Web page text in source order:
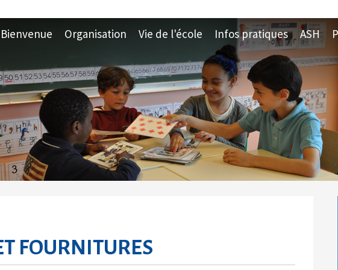
Bienvenue Organisation Vie de l'école Infos pratiques ASH
FOURNITURES